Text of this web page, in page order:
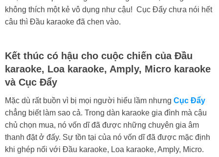
không thích một kẻ vô dụng như cậu! Cục Đẩy chưa nói hết
câu thì Đầu karaoke đã chen vào.
Kết thúc có hậu cho cuộc chiến của Đầu
karaoke, Loa karaoke, Amply, Micro karaoke
và Cục Đẩy
Mặc dù rất buồn vì bị mọi người hiểu lầm nhưng Cục Đẩy
chẳng biết làm sao cả. Trong dàn karaoke gia đình mà cậu
chủ chọn mua, nó vốn dĩ đã được những chuyên gia âm
thanh đặt ở đấy. Sự tồn tại của nó vốn dĩ đã được mặc định
khi ghép nối với Đầu karaoke, Loa karaoke, Amply, Micro.